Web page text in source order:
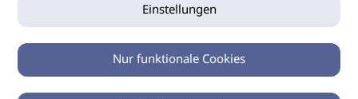
Einstellungen
Nur funktionale Cookies